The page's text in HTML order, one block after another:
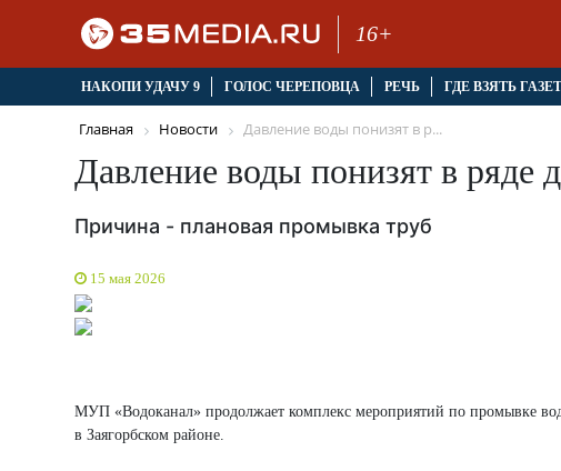
16+
НАКОПИ УДАЧУ 9 ГОЛОС ЧЕРЕПОВЦА РЕЧЬ ГДЕ ВЗЯТЬ
Главная Новости Давление воды понизят в р...
Давление воды понизят в ряде
Причина - плановая промывка труб
15 мая 2026
МУП «Водоканал» продолжает комплекс мероприятий по промывке
в Заягорбском районе.